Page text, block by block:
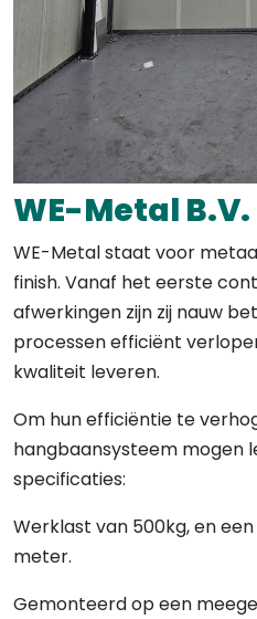
WE-Metal B.V.
WE-Metal staat voor
finish. Vanaf het eerste
afwerkingen zijn zij nauw
processen efficiënt
kwaliteit leveren.
Om hun efficiëntie te
hangbaansysteem mogen
specificaties:
Werklast van 500kg, en
meter.
Gemonteerd op een